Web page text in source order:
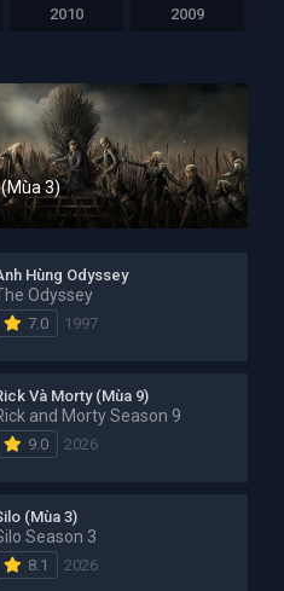
2010 2009
3)
Hùng Odyssey
Odyssey
7.0 1997
Và Morty (Mùa 9)
and Morty Season 9
9.0 2026
(Mùa 3)
Season 3
8.1 2026